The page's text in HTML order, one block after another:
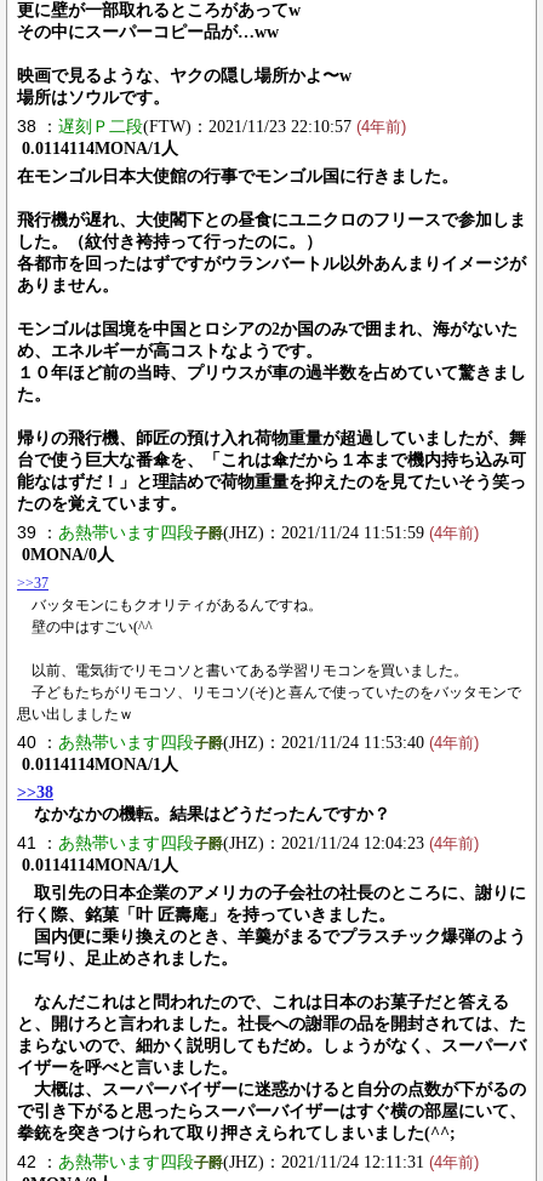
更に壁が一部取れるところがあってw
その中にスーパーコピー品が…ww
映画で見るような、ヤクの隠し場所かよ〜w
場所はソウルです。
38 ： 遅刻Ｐ二段(FTW)：2021/11/23 22:10:57 (4年前)
0.0114114MONA/1人
在モンゴル日本大使館の行事でモンゴル国に行きました。
飛行機が遅れ、大使閣下との昼食にユニクロのフリースで参加しま
した。（紋付き袴持って行ったのに。）
各都市を回ったはずですがウランバートル以外あんまりイメージが
ありません。
モンゴルは国境を中国とロシアの2か国のみで囲まれ、海がないた
め、エネルギーが高コストなようです。
１０年ほど前の当時、プリウスが車の過半数を占めていて驚きまし
た。
帰りの飛行機、師匠の預け入れ荷物重量が超過していましたが、舞
台で使う巨大な番傘を、「これは傘だから１本まで機内持ち込み可
能なはずだ！」と理詰めで荷物重量を抑えたのを見てたいそう笑っ
たのを覚えています。
39 ： あ熱帯います四段子爵(JHZ)：2021/11/24 11:51:59 (4年前)
0MONA/0人
>>37
バッタモンにもクオリティがあるんですね。
壁の中はすごい(^^
以前、電気街でリモコソと書いてある学習リモコンを買いました。
子どもたちがリモコソ、リモコソ(そ)と喜んで使っていたのをバッタモンで
思い出しましたｗ
40 ： あ熱帯います四段子爵(JHZ)：2021/11/24 11:53:40 (4年前)
0.0114114MONA/1人
>>38
なかなかの機転。結果はどうだったんですか？
41 ： あ熱帯います四段子爵(JHZ)：2021/11/24 12:04:23 (4年前)
0.0114114MONA/1人
取引先の日本企業のアメリカの子会社の社長のところに、謝りに
行く際、銘菓「叶 匠壽庵」を持っていきました。
国内便に乗り換えのとき、羊羹がまるでプラスチック爆弾のよう
に写り、足止めされました。
なんだこれはと問われたので、これは日本のお菓子だと答える
と、開けろと言われました。社長への謝罪の品を開封されては、た
まらないので、細かく説明してもだめ。しょうがなく、スーパーバ
イザーを呼べと言いました。
大概は、スーパーバイザーに迷惑かけると自分の点数が下がるの
で引き下がると思ったらスーパーバイザーはすぐ横の部屋にいて、
拳銃を突きつけられて取り押さえられてしまいました(^^;
42 ： あ熱帯います四段子爵(JHZ)：2021/11/24 12:11:31 (4年前)